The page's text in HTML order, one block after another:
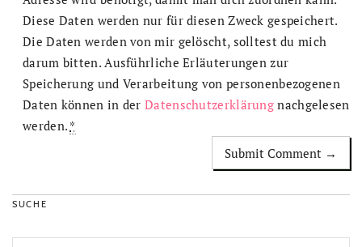
Diese Daten werden nur für diesen Zweck gespeichert.
Die Daten werden von mir gelöscht, solltest du mich
darum bitten. Ausführliche Erläuterungen zur
Speicherung und Verarbeitung von personenbezogenen
Daten können in derDatenschutzerklärung nachgelesen
werden. *
SUCHE